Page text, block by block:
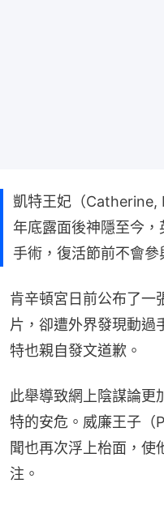
凱特王妃（
年底露面後神隱至今
手術，復活節前不會參
肯辛頓宮日前公布了一
片，卻遭外界發現動過
特也親自發文道歉。
此舉導致網上陰謀論更
特的安危。威廉王子（
聞也再次浮上枱面，使
注。